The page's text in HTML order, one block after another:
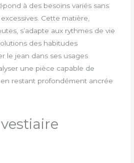
à des besoins variés sans
Cette matière,
s’adapte aux rythmes de vie
des habitudes
le jean dans ses usages
une pièce capable de
restant profondément ancrée